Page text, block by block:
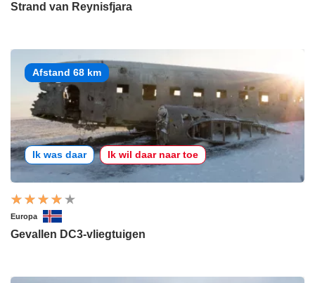
Strand van Reynisfjara
Afstand 68 km
Ik was daar Ik wil daar naar toe
Europa
Gevallen DC3-vliegtuigen